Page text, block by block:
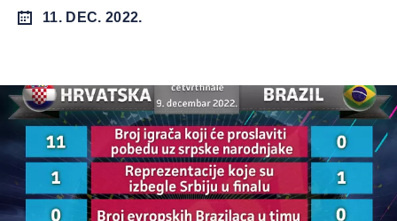
11. DEC. 2022.